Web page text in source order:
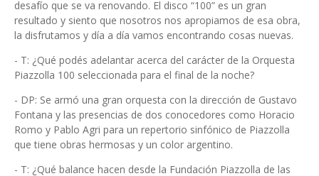
desafío que se va renovando. El disco “100” es un gran
resultado y siento que nosotros nos apropiamos de esa obra,
la disfrutamos y día a día vamos encontrando cosas nuevas.
- T: ¿Qué podés adelantar acerca del carácter de la Orquesta
Piazzolla 100 seleccionada para el final de la noche?
- DP: Se armó una gran orquesta con la dirección de Gustavo
Fontana y las presencias de dos conocedores como Horacio
Romo y Pablo Agri para un repertorio sinfónico de Piazzolla
que tiene obras hermosas y un color argentino.
- T: ¿Qué balance hacen desde la Fundación Piazzolla de las